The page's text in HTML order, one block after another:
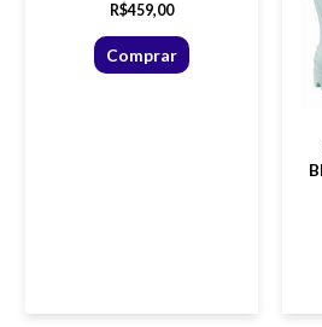
R$459,00
Comprar